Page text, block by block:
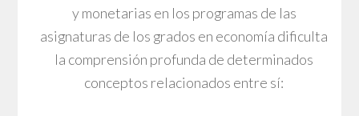
y monetarias en los programas de las
asignaturas de los grados en economía dificulta
la comprensión profunda de determinados
conceptos relacionados entre sí: